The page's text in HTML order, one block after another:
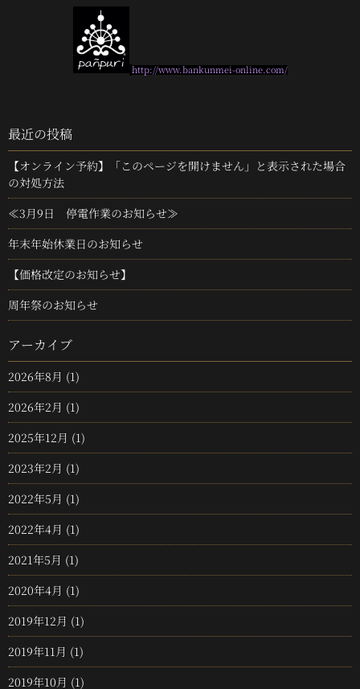
http://www.bankunmei-online.com/
最近の投稿
【オンライン予約】「このページを開けません」と表示された場合
の対処方法
≪3月9日 停電作業のお知らせ≫
年末年始休業日のお知らせ
【価格改定のお知らせ】
周年祭のお知らせ
アーカイブ
2026年8月 (1)
2026年2月 (1)
2025年12月 (1)
2023年2月 (1)
2022年5月 (1)
2022年4月 (1)
2021年5月 (1)
2020年4月 (1)
2019年12月 (1)
2019年11月 (1)
2019年10月 (1)